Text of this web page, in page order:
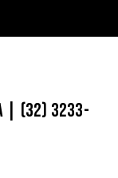
| (32) 3233-